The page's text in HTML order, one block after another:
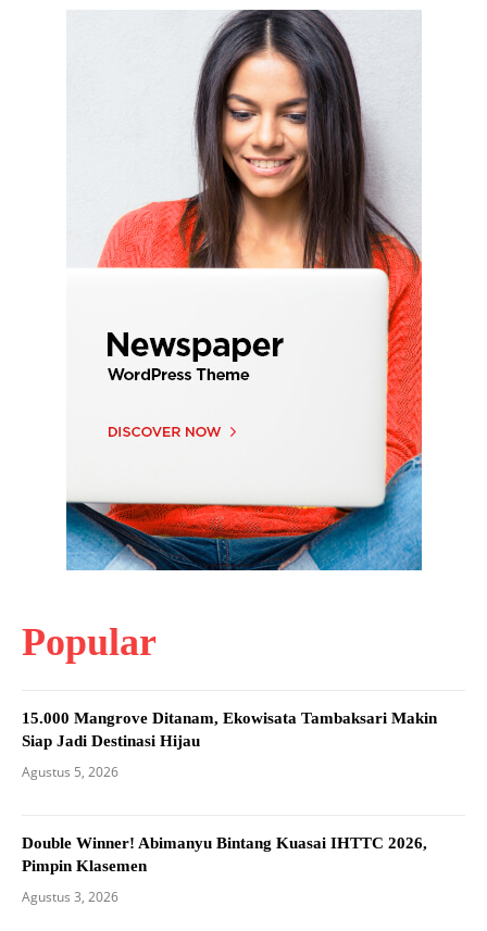
Popular
15.000 Mangrove Ditanam, Ekowisata Tambaksari Makin
Siap Jadi Destinasi Hijau
Agustus 5, 2026
Double Winner! Abimanyu Bintang Kuasai IHTTC 2026,
Pimpin Klasemen
Agustus 3, 2026